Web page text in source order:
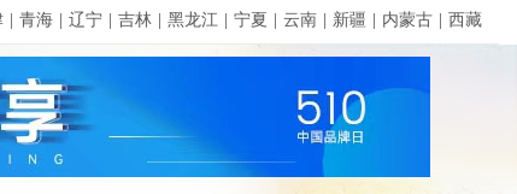
青海 辽宁 吉林 黑龙江 宁夏 云南 新疆 内蒙古 西藏